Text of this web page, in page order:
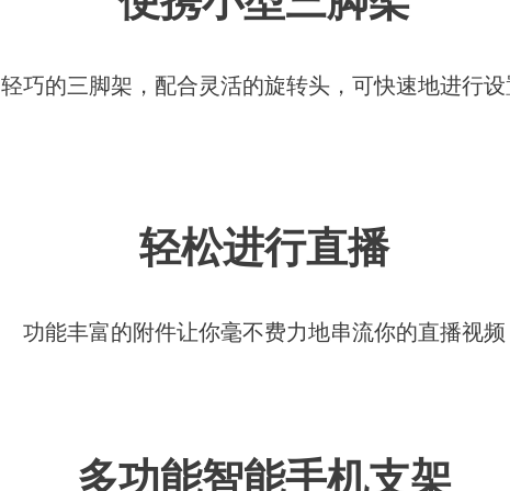
轻巧的三脚架，配合灵活的旋转头，可快速地进行设
轻松进行直播
功能丰富的附件让你毫不费力地串流你的直播视频
多功能智能手机支架